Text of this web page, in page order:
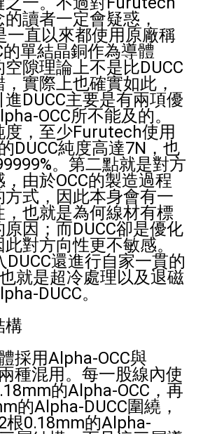
讀者一定會疑惑，
一直以來都使用原廠稱
單結晶銅作為導體
隙理論上不是比DUCC
實際上也確實如此，
DUCC主要是有兩項優
OCC所不能及的。
，至少Furutech使用
DUCC純度高達7N，也
。第二點就是對方
由於OCC的製造過程
方式，因此本身會有一
也就是為何線材有標
因；而DUCC卻是優化
對方向性更不敏感。
還進行自家一貫的
就是超冷處理以及退磁
DUCC。
構
採用Alpha-OCC與
種混用。每一股線內使
的Alpha-OCC，再
的Alpha-DUCC圍繞，
根0.18mm的Alpha-